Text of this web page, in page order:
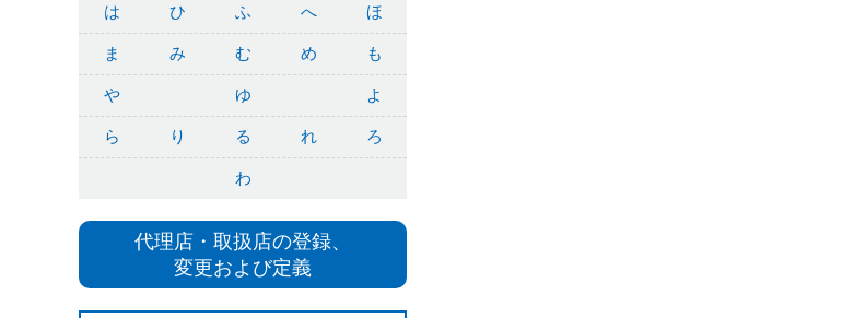
は ひ ふ へ ほ
ま み む め も
や ゆ よ
ら り る れ ろ
わ
代理店・取扱店の登録、
変更および定義